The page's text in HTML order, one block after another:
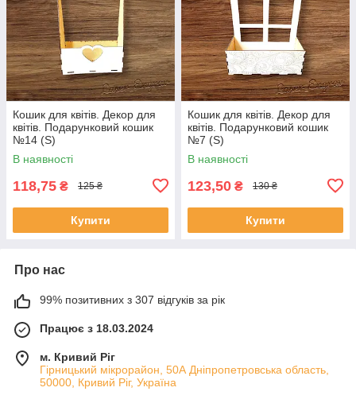
Кошик для квітів. Декор для
квітів. Подарунковий кошик
№14 (S)
В наявності
118,75 ₴ 125 ₴
Купити
Кошик для квітів. Декор для
квітів. Подарунковий кошик
№7 (S)
В наявності
123,50 ₴ 130 ₴
Купити
Про нас
99% позитивних з 307 відгуків за рік
Працює з 18.03.2024
м. Кривий Ріг
Гірницький мікрорайон, 50А Дніпропетровська область,
50000, Кривий Ріг, Україна